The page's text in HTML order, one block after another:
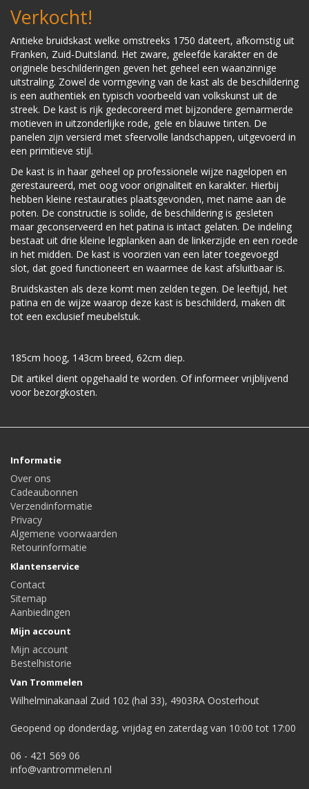
Verkocht!
Antieke bruidskast welke omstreeks 1750 dateert, afkomstig uit
Franken, Zuid-Duitsland. Het zware, geleefde karakter en de
originele beschilderingen geven het geheel een waanzinnige
uitstraling. Zowel de vormgeving van de kast als de beschildering
is een authentiek en typisch voorbeeld van volkskunst uit de
streek. De kast is rijk gedecoreerd met bijzondere gemarmerde
motieven in uitzonderlijke rode, gele en blauwe tinten. De
panelen zijn versierd met sfeervolle landschappen, uitgevoerd in
een primitieve stijl.
De kast is in haar geheel op professionele wijze nagelopen en
gerestaureerd, met oog voor originaliteit en karakter. Hierbij
hebben kleine restauraties plaatsgevonden, met name aan de
poten. De constructie is solide, de beschildering is gesleten
maar geconserveerd en het patina is intact gelaten. De indeling
bestaat uit drie kleine legplanken aan de linkerzijde en een roede
in het midden. De kast is voorzien van een later toegevoegd
slot, dat goed functioneert en waarmee de kast afsluitbaar is.
Bruidskasten als deze komt men zelden tegen. De leeftijd, het
patina en de wijze waarop deze kast is beschilderd, maken dit
tot een exclusief meubelstuk.
185cm hoog, 143cm breed, 62cm diep.
Dit artikel dient opgehaald te worden. Of informeer vrijblijvend
voor bezorgkosten.
Informatie
Over ons
Cadeaubonnen
Verzendinformatie
Privacy
Algemene voorwaarden
Retourinformatie
Klantenservice
Contact
Sitemap
Aanbiedingen
Mijn account
Mijn account
Bestelhistorie
Van Trommelen
Wilhelminakanaal Zuid 102 (hal 33), 4903RA Oosterhout
Geopend op donderdag, vrijdag en zaterdag van 10:00 tot 17:00
06 - 421 569 06
info@vantrommelen.nl